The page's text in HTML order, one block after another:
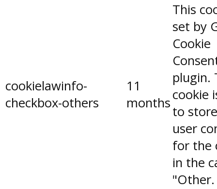
cookielawinfo-
checkbox-others
11
months
This
set by
Cookie
plugin.
cookie
to
user
for the
in the
"Other.